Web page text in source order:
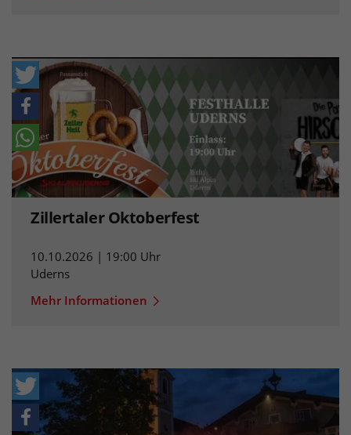
Zillertaler Oktoberfest
10.10.2026 | 19:00 Uhr
Uderns
Mehr Informationen